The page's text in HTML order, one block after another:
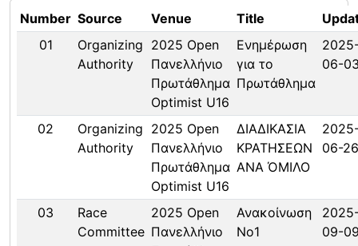
Number Source Venue Title
01
Organizing
Authority
2025 Open
Πανελλήνιο
Πρωτάθλημα
Optimist U16
Ενημέρωση
για το
Πρωτάθλημα
06-
02
Organizing
Authority
2025 Open
Πανελλήνιο
Πρωτάθλημα
Optimist U16
ΔΙΑΔΙΚΑΣΙΑ
ΚΡΑΤΗΣΕΩΝ
ΑΝΑ ΌΜΙΛΟ
06-26
03
Race
Committee
2025 Open
Πανελλήνιο
Ανακοίνωση
Νο1
09-